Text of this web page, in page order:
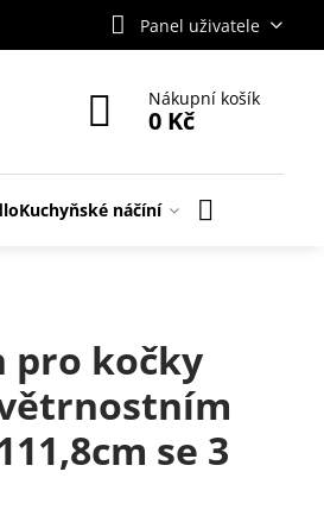
Panel uživatele
Nákupní košík
0 Kč
Kuchyňské náčíní
pro kočky
se 3